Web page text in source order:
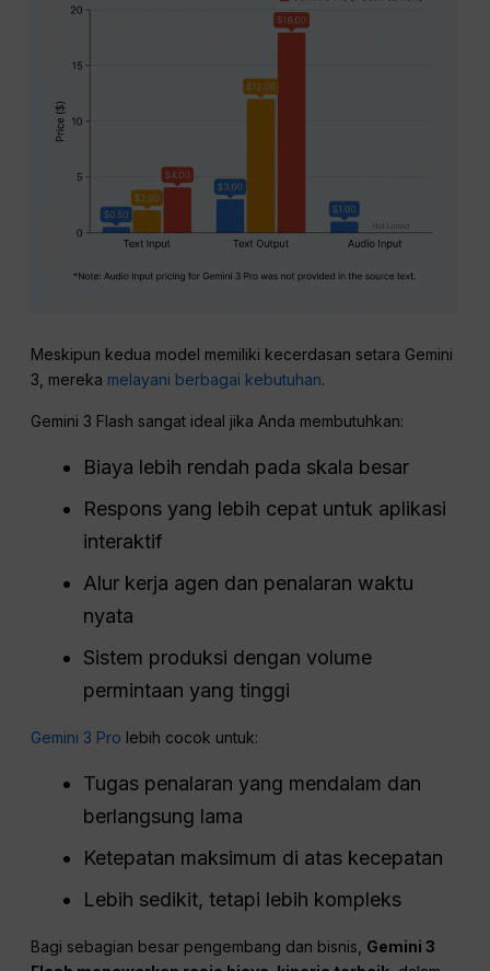
Meskipun kedua model memiliki kecerdasan setara Gemini
3, mereka melayani berbagai kebutuhan.
Gemini 3 Flash sangat ideal jika Anda membutuhkan:
Biaya lebih rendah pada skala besar
Respons yang lebih cepat untuk aplikasi
interaktif
Alur kerja agen dan penalaran waktu
nyata
Sistem produksi dengan volume
permintaan yang tinggi
Gemini 3 Pro lebih cocok untuk:
Tugas penalaran yang mendalam dan
berlangsung lama
Ketepatan maksimum di atas kecepatan
Lebih sedikit, tetapi lebih kompleks
Bagi sebagian besar pengembang dan bisnis, Gemini 3